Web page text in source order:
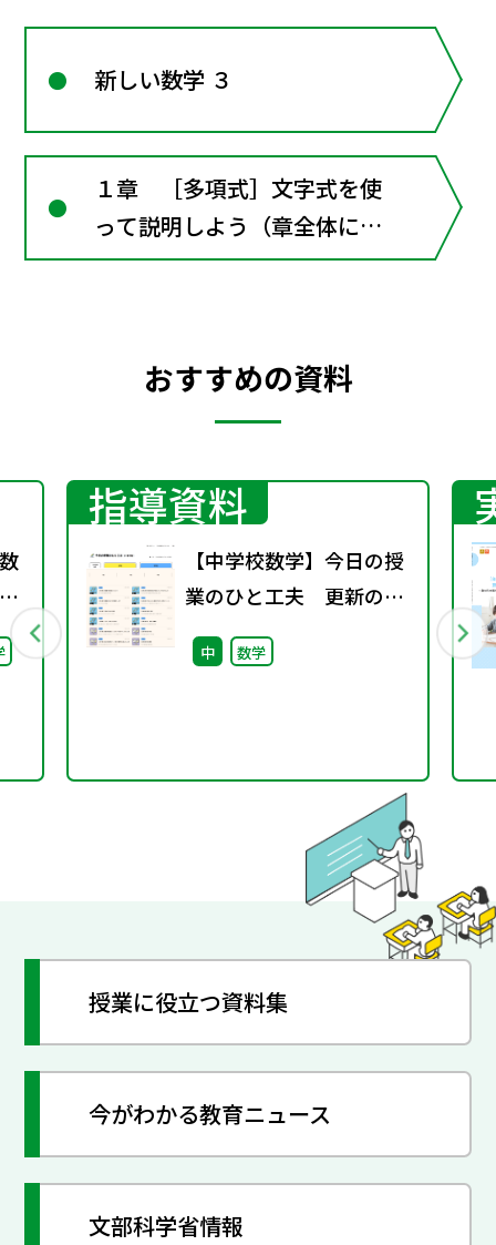
新しい数学 ３
１章 ［多項式］文字式を使
って説明しよう（章全体にか
かわる資料）
おすすめの資料
指導資料
【中学校数学】今日の授
業のひと工夫 更新のお
知らせ
中 数学
授業に役立つ資料集
今がわかる教育ニュース
文部科学省情報